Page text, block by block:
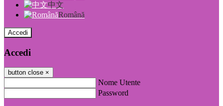
中文
Română
Accedi
Accedi
button close ×
Nome Utente
Password